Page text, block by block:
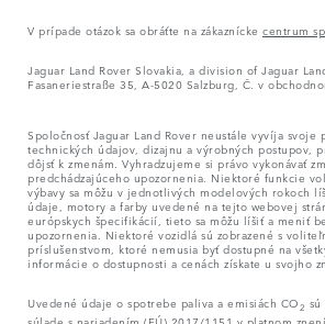
V prípade otázok sa obráťte na zákaznícke centrum
Jaguar Land Rover Slovakia, a division of Jaguar
Fasaneriestraße 35, A-5020 Salzburg, Č. v
Spoločnosť Jaguar Land Rover neustále vyvíja svoje
technických údajov, dizajnu a výrobných postupov,
dôjsť k zmenám. Vyhradzujeme si právo vykonávať
predchádzajúceho upozornenia. Niektoré funkcie
výbavy sa môžu v jednotlivých modelových rokoch
údaje, motory a farby uvedené na tejto webovej
európskych špecifikácií, tieto sa môžu líšiť a meniť
upozornenia. Niektoré vozidlá sú zobrazené s
príslušenstvom, ktoré nemusia byť dostupné na
informácie o dostupnosti a cenách získate u svojho
Uvedené údaje o spotrebe paliva a emisiách CO2
súlade s nariadením (EÚ) 2017/1151 v platnom